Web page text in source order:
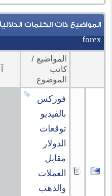
المواضيع ذات الكلمات
forex
المواضيع /
كاتب
الموضوع
فوركس
بالفيديو
توقعات
الدولار
مقابل
العملات
والذهب